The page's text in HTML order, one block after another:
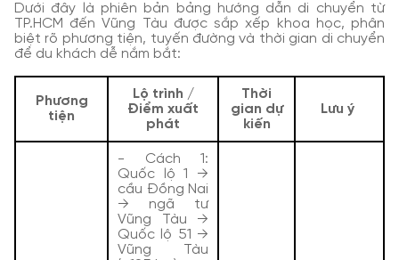
Dưới đây là phiên bản bảng hướng dẫn di chuyển từ
TP.HCM đến Vũng Tàu được sắp xếp khoa học, phân
biệt rõ phương tiện, tuyến đường và thời gian di chuyển
để du khách dễ nắm bắt:
Phương
tiện
Lộ trình /
Điểm xuất
phát
Thời
gian dự
kiến
Lưu ý
- Cách 1:
Quốc lộ 1 →
cầu Đồng Nai
→ ngã tư
Vũng Tàu →
Quốc lộ 51 →
Vũng Tàu